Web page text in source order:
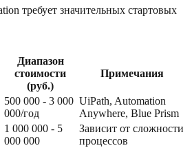
требует значительных стартовых
Диапазон
стоимости
(руб.)
Примечания
500 000 - 3 000
000/год
UiPath, Automation
Anywhere, Blue Prism
1 000 000 - 5
000 000
Зависит от сложности
процессов